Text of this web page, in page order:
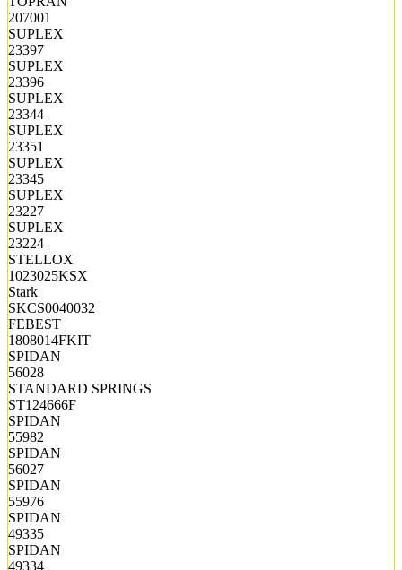
207001
SUPLEX
23397
SUPLEX
23396
SUPLEX
23344
SUPLEX
23351
SUPLEX
23345
SUPLEX
23227
SUPLEX
23224
STELLOX
1023025KSX
Stark
SKCS0040032
FEBEST
1808014FKIT
SPIDAN
56028
STANDARD SPRINGS
ST124666F
SPIDAN
55982
SPIDAN
56027
SPIDAN
55976
SPIDAN
49335
SPIDAN
49334